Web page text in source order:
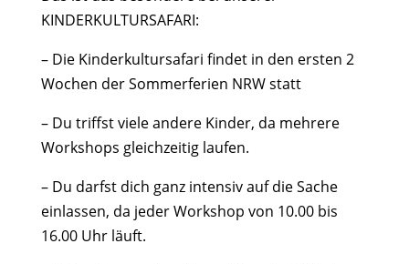
KINDERKULTURSAFARI:
– Die Kinderkultursafari findet in den ersten 2
Wochen der Sommerferien NRW statt
– Du triffst viele andere Kinder, da mehrere
Workshops gleichzeitig laufen.
– Du darfst dich ganz intensiv auf die Sache
einlassen, da jeder Workshop von 10.00 bis
16.00 Uhr läuft.